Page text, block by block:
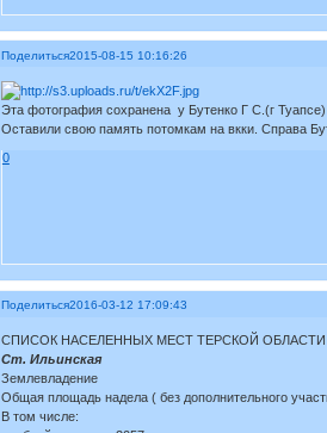
Поделиться2015-08-15 10:16:26
Эта фотография сохранена у Бутенко Г С.(г Туапсе)
Оставили свою память потомкам на вкки.
0
Поделиться2016-03-12 17:09:43
СПИСОК НАСЕЛЕННЫХ МЕСТ ТЕРСКОЙ ОБЛАСТИ
Ст. Ильинская
Землевладение
Общая площадь надела ( без дополнительного
В том числе: